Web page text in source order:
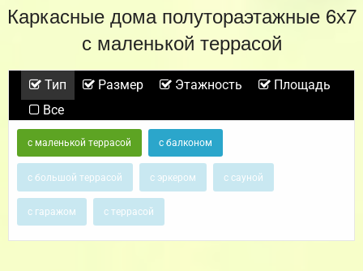
Каркасные дома полутораэтажные 6х7
с маленькой террасой
Тип Размер Этажность
Площадь
Все
с маленькой террасой с балконом
с большой террасой с эркером с сауной
с гаражом с террасой